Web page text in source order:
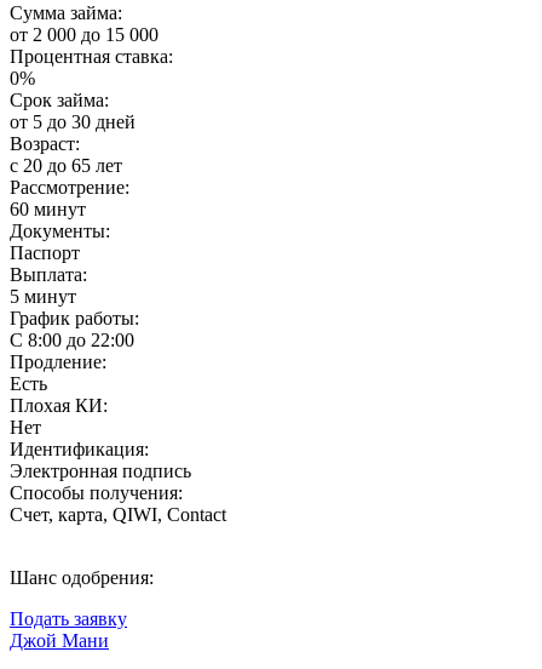
Сумма займа:
от 2 000 до 15 000
Процентная ставка:
0%
Срок займа:
от 5 до 30 дней
Возраст:
с 20 до 65 лет
Рассмотрение:
60 минут
Документы:
Паспорт
Выплата:
5 минут
График работы:
С 8:00 до 22:00
Продление:
Есть
Плохая КИ:
Нет
Идентификация:
Электронная подпись
Способы получения:
Счет, карта, QIWI, Contact
Шанс одобрения:
Подать заявку
Джой Мани